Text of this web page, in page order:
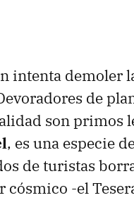
intenta demoler
de
son primos
, es una especie
de turistas
-el